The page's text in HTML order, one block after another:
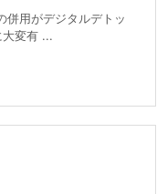
併用がデジタルデトッ
大変有 ...